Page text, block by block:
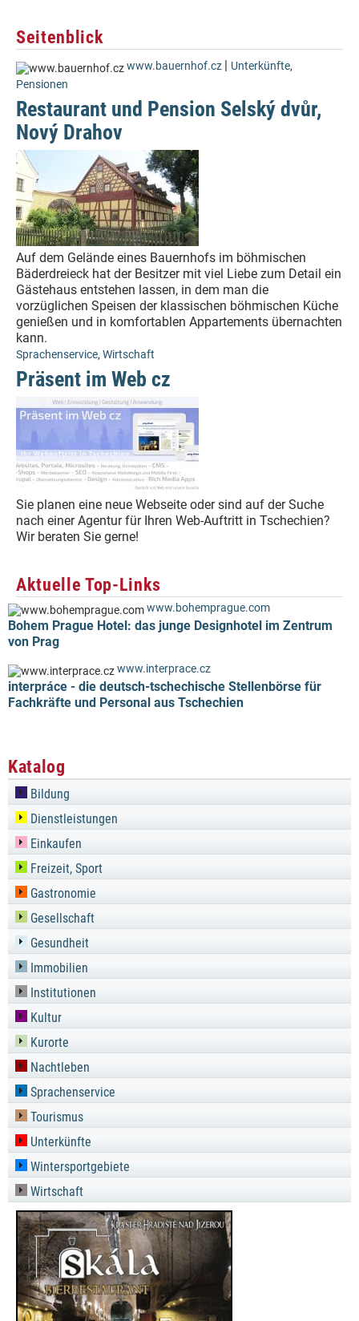
Seitenblick
www.bauernhof.cz | Unterkünfte,
Pensionen
Restaurant und Pension Selský dvůr,
Nový Drahov
Auf dem Gelände eines Bauernhofs im böhmischen
Bäderdreieck hat der Besitzer mit viel Liebe zum Detail ein
Gästehaus entstehen lassen, in dem man die
vorzüglichen Speisen der klassischen böhmischen Küche
genießen und in komfortablen Appartements übernachten
kann.
Sprachenservice, Wirtschaft
Präsent im Web cz
Sie planen eine neue Webseite oder sind auf der Suche
nach einer Agentur für Ihren Web-Auftritt in Tschechien?
Wir beraten Sie gerne!
Aktuelle Top-Links
www.bohemprague.com
Bohem Prague Hotel: das junge Designhotel im Zentrum
von Prag
www.interprace.cz
interpráce - die deutsch-tschechische Stellenbörse für
Fachkräfte und Personal aus Tschechien
Katalog
Bildung
Dienstleistungen
Einkaufen
Freizeit, Sport
Gastronomie
Gesellschaft
Gesundheit
Immobilien
Institutionen
Kultur
Kurorte
Nachtleben
Sprachenservice
Tourismus
Unterkünfte
Wintersportgebiete
Wirtschaft